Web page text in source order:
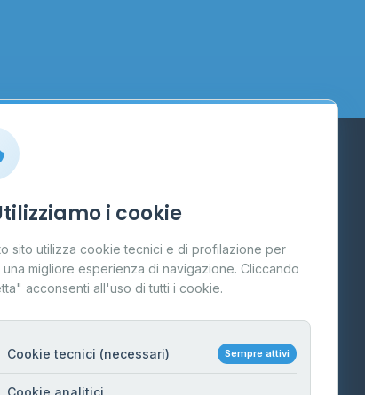
Contatti
Per gestori
Informazioni legali
i cookie
sito utilizza cookie tecnici e di profilazione per
una migliore esperienza di navigazione. Cliccando
acconsenti all'uso di tutti i cookie.
Cookie tecnici (necessari) Sempre attivi
Cookie analitici